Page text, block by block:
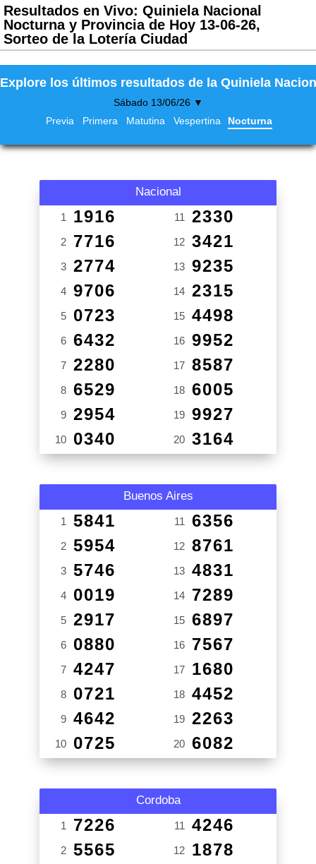
Resultados en Vivo: Quiniela Nacional
Nocturna y Provincia de Hoy 13-06-26,
Sorteo de la Lotería Ciudad
Explore los últimos resultados de la Quiniela
Sábado 13/06/26 ▼
Previa
Primera Matutina Vespertina Nocturna
Nacional
1 1916
2 7716
3 2774
4 9706
5 0723
6 6432
7 2280
8 6529
9 2954
10 0340
11 2330
12 3421
13 9235
14 2315
15 4498
16 9952
17 8587
18 6005
19 9927
20 3164
Buenos Aires
1 5841
2 5954
3 5746
4 0019
5 2917
6 0880
7 4247
8 0721
9 4642
10 0725
11 6356
12 8761
13 4831
14 7289
15 6897
16 7567
17 1680
18 4452
19 2263
20 6082
Cordoba
1 7226
2 5565
11 4246
12 1878